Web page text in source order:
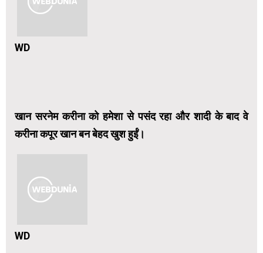
WD
खान सरनेम करीना को ‍हमेशा से पसंद रहा और शादी के बाद वे
करीना कपूर खान बन बेहद खुश हुईं।
WD